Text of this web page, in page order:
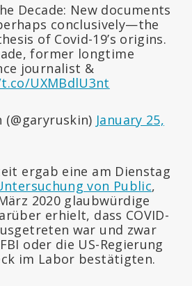
Decade: New documents
conclusively—the
of Covid-19’s origins.
former longtime
journalist &
UXMBdlU3nt
January 25,
ergab eine am Dienstag
von Public,
2020 glaubwürdige
erhielt, dass COVID-
war und zwar
oder die US-Regierung
im Labor bestätigten.